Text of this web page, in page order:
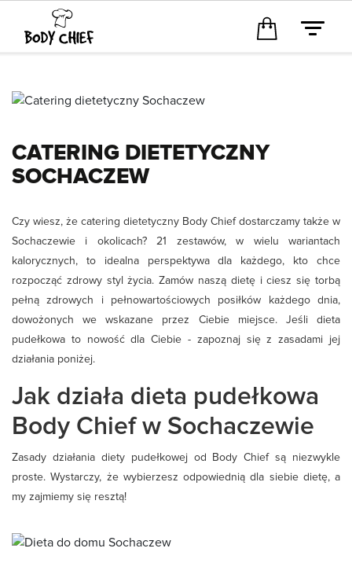
CATERING DIETETYCZNY
SOCHACZEW
Czy wiesz, że catering dietetyczny Body Chief dostarczamy także w
Sochaczewie i okolicach? 21 zestawów, w wielu wariantach
kalorycznych, to idealna perspektywa dla każdego, kto chce
rozpocząć zdrowy styl życia. Zamów naszą dietę i ciesz się torbą
pełną zdrowych i pełnowartościowych posiłków każdego dnia,
dowożonych we wskazane przez Ciebie miejsce. Jeśli dieta
pudełkowa to nowość dla Ciebie - zapoznaj się z zasadami jej
działania poniżej.
Jak działa dieta pudełkowa
Body Chief w Sochaczewie
Zasady działania diety pudełkowej od Body Chief są niezwykle
proste. Wystarczy, że wybierzesz odpowiednią dla siebie dietę, a
my zajmiemy się resztą!